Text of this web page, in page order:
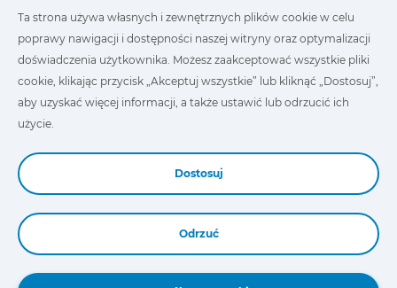
Aktualności
Film
FAQ - Najczęściej zadawane pytania
Ta strona wykorzystuje nasze własne i zewnętrzne pliki cookie,
aby poprawić nawigację i dostępność naszej witryny oraz
ustawić lub odmówić ich użycia.
Ta strona używa własnych i zewnętrznych plików cookie w celu
poprawy nawigacji i dostępności naszej witryny oraz optymalizacji
doświadczenia użytkownika. Możesz zaakceptować wszystkie pliki
cookie, klikając przycisk „Akceptuj wszystkie” lub kliknąć „Dostosuj”,
aby uzyskać więcej informacji, a także ustawić lub odrzucić ich
użycie.
Dostosuj
Odrzuć